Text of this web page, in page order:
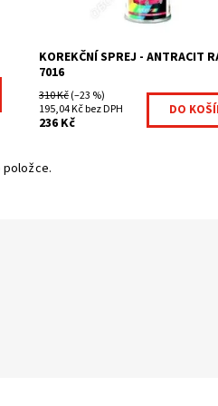
KOR02-304
KOREKČNÍ SPREJ - ANTRACIT
7016
310 Kč(–23 %)
195,04 Kč bez DPH
236 Kč